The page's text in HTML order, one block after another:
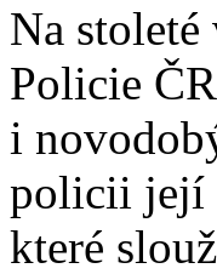
Na
Policie
i
policii její
které